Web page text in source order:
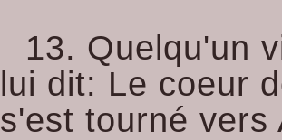
13. Quelqu'un
lui dit: Le coeur
s'est tourné vers